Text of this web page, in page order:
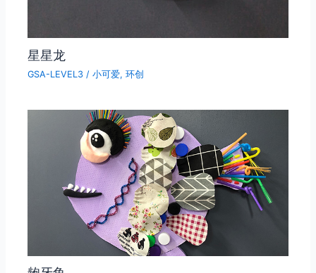
星星龙
GSA-LEVEL3 /小可爱,环创